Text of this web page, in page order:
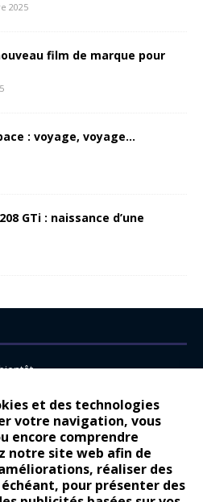
et des technologies
votre navigation, vous
encore comprendre
notre site web afin de
réaliser des
pour présenter des
2025
film de marque pour
: voyage, voyage…
GTi : naissance d’une
pour Citroën
d’une légende